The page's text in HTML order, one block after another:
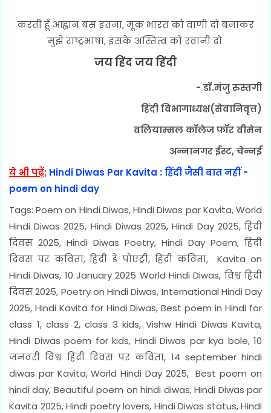
करती हूँ आह्वान बस इतना, मूक भारत को वाणी दो बनाकर
मुझे राष्ट्रभाषा, इसके अस्तित्व को रवानी दो
जय हिंद जय हिंदी
- डॉ.मंजु रुस्तगी
हिंदी विभागाध्यक्ष(सेवानिवृत्त)
वलियाम्मल कॉलेज फॉर वीमेन
अन्नानगर ईस्ट, चेन्नई
ये भी पढ़ें; Hindi Diwas Par Kavita : हिंदी जैसी बात नहीं -
poem on hindi day
Tags: Poem on Hindi Diwas, Hindi Diwas par Kavita, World
Hindi Diwas 2025, Hindi Diwas 2025, Hindi Day 2025, हिंदी
दिवस 2025, Hindi Diwas Poetry, Hindi Day Poem, हिंदी
दिवस पर कविता, हिंदी डे पोएट्री, हिंदी कविता, Kavita on
Hindi Diwas, 10 January 2025 World Hindi Diwas, विश्व हिंदी
दिवस 2025, Poetry on Hindi Diwas, International Hindi Day
2025, Hindi Kavita for Hindi Diwas, Best poem in Hindi for
class 1, class 2, class 3 kids, Vishw Hindi Diwas Kavita,
Hindi Diwas poem for kids, Hindi Diwas par kya bole, 10
जनवरी विश्व हिंदी दिवस पर कविता, 14 september hindi
diwas par Kavita, World Hindi Day 2025, Best poem on
hindi day, Beautiful poem on hindi diwas, Hindi Diwas par
Kavita 2025, Hindi poetry lovers, Hindi Diwas status, Hindi